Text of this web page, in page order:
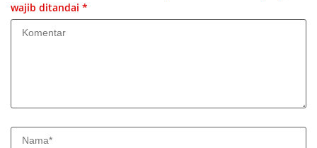
wajib ditandai *